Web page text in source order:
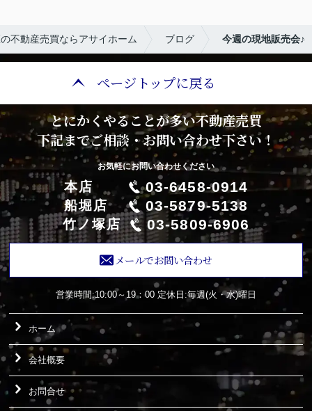
不動産売買ならアサイホーム ブログ 今週の現地販売会♪
ページトップに戻る
とにかくやることが多い不動産売買
下記までご相談・お問い合わせ下さい！
お気軽にお問い合わせください
本店 03-6458-0914
船堀店 03-5879-5138
竹ノ塚店 03-5809-6906
メールでお問い合わせ
営業時間:10:00～19：00 定休日:毎週(火・水)曜日
ホーム
会社概要
お問合せ